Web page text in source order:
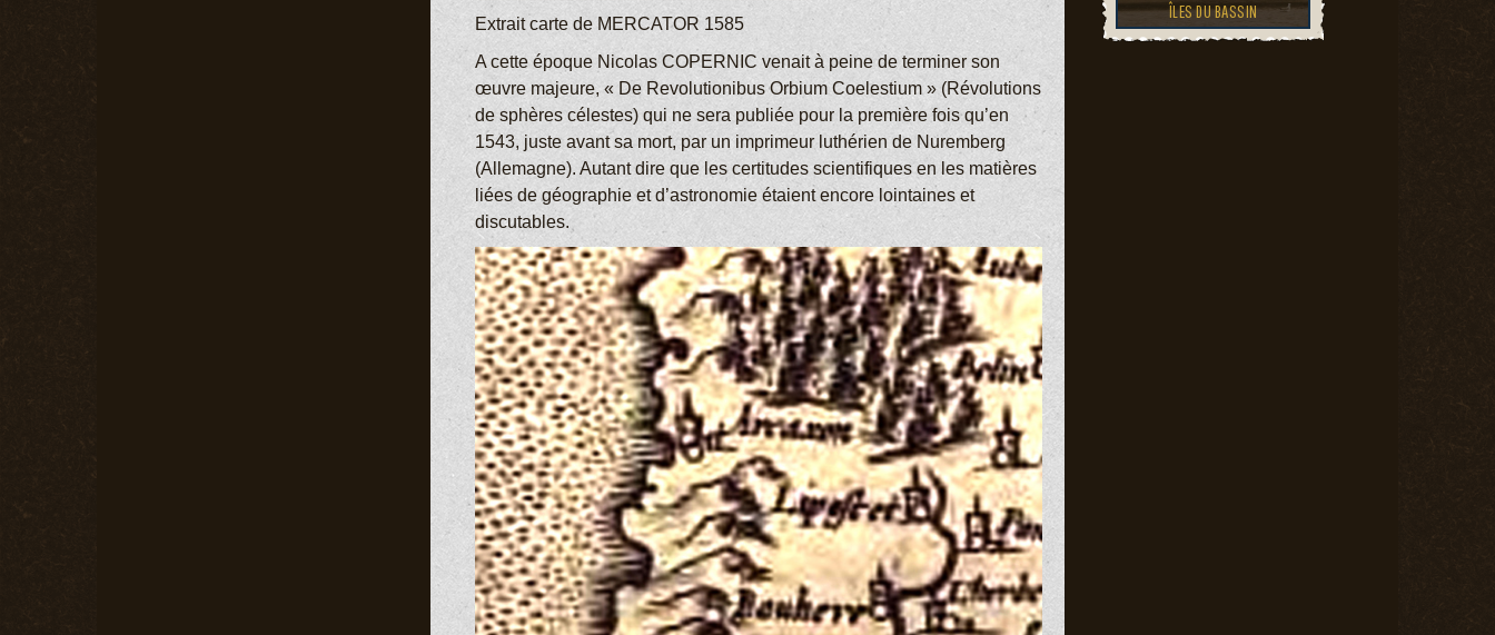
Extrait carte de MERCATOR 1585
A cette époque Nicolas COPERNIC venait à peine de terminer son
œuvre majeure, « De Revolutionibus Orbium Coelestium » (Révolutions
de sphères célestes) qui ne sera publiée pour la première fois qu’en
1543, juste avant sa mort, par un imprimeur luthérien de Nuremberg
(Allemagne). Autant dire que les certitudes scientifiques en les matières
liées de géographie et d’astronomie étaient encore lointaines et
discutables.
ÎLES DU BASSIN